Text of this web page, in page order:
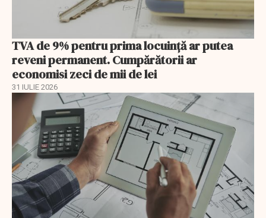
TVA de 9% pentru prima locuință ar putea
reveni permanent. Cumpărătorii ar
economisi zeci de mii de lei
31 IULIE 2026